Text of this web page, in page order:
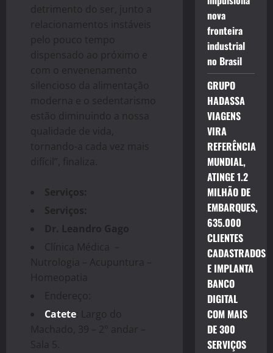
detrimento do ser, junto a
relacionamentos instáveis
pelo pouco tempo
dispensado ao próximo e
com o envenenamento
silencioso da alimentação
moderna e o sedentarismo
estão diminuindo a nossa
qualidade de vida,
tornando-a cada vez mais
difícil”, finaliza.
Serviços:
Serviços:
Dr. Leandro Gago
Clínica Médica –
Nutrologia – Acupuntura –
Homeopatia
Endereço:
Catete : Largo do
Machado, 39 – 2° andar –
Sala 5.
nova
fronteira
industrial
no Brasil
GRUPO
HADASSA
VIAGENS
VIRA
REFERÊNCIA
MUNDIAL,
ATINGE 1.2
MILHÃO DE
EMBARQUES,
635.000
CLIENTES
CADASTRADOS
E IMPLANTA
BANCO
DIGITAL
COM MAIS
DE 300
SERVIÇOS